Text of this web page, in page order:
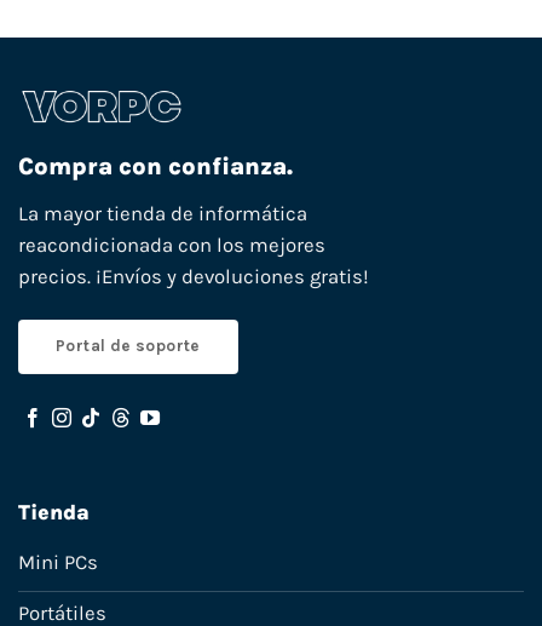
Compra con confianza.
La mayor tienda de informática
reacondicionada con los mejores
precios. ¡Envíos y devoluciones gratis!
Portal de soporte
Tienda
Mini PCs
Portátiles